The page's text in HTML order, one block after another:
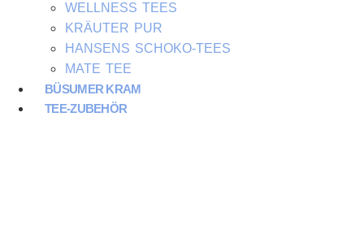
WELLNESS TEES
KRÄUTER PUR
HANSENS SCHOKO-TEES
MATE TEE
BÜSUMER KRAM
TEE-ZUBEHÖR